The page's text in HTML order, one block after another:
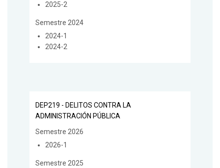
2025-2
Semestre 2024
2024-1
2024-2
DEP219 - DELITOS CONTRA LA
ADMINISTRACIÓN PÚBLICA
Semestre 2026
2026-1
Semestre 2025